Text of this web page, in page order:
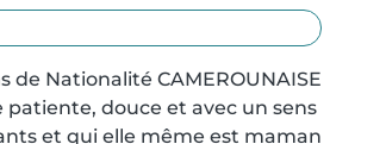
douce et avec un sens